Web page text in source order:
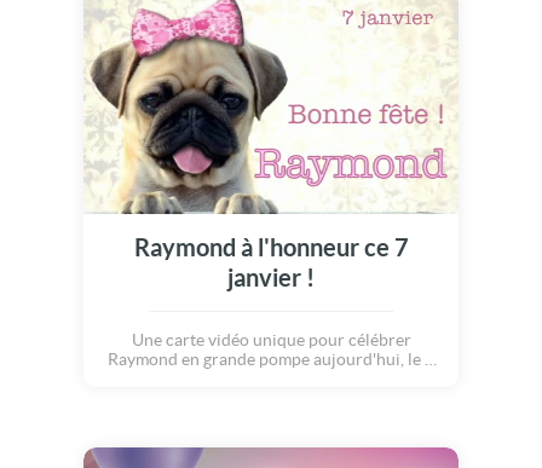
Raymond à l'honneur ce 7
janvier !
Une carte vidéo unique pour célébrer
Raymond en grande pompe aujourd'hui, le 7